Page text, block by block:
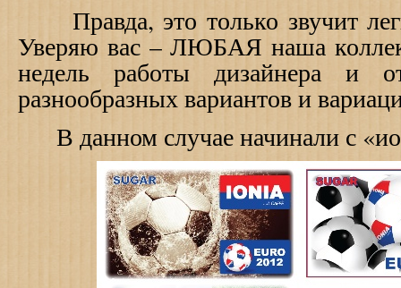
Правда, это только звучит
Уверяю вас – ЛЮБАЯ наша
недель работы дизайнера
разнообразных вариантов и
В данном случае начинали с